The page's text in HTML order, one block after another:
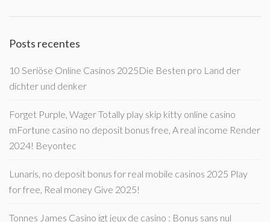
Posts recentes
10 Seriöse Online Casinos 2025Die Besten pro Land der
dichter und denker
Forget Purple, Wager Totally play skip kitty online casino
mFortune casino no deposit bonus free, A real income Render
2024! Beyontec
Lunaris, no deposit bonus for real mobile casinos 2025 Play
for free, Real money Give 2025!
Tonnes James Casino igt jeux de casino : Bonus sans nul